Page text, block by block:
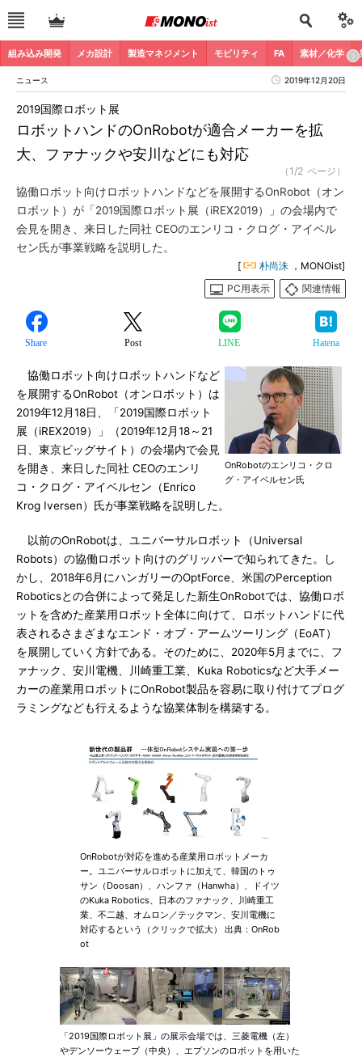
組み込み開発 メカ設計 製造マネジメント モビリティ FA 素材／化学
ニュース 2019年12月20日
ロボットハンドのOnRobotが適合メーカーを拡
大、ファナックや安川などにも対応
2019国際ロボット展
（1/2 ページ）
協働ロボット向けロボットハンドなどを展開するOnRobot（オン
ロボット）が「2019国際ロボット展（iREX2019）」の会場内で
会見を開き、来日した同社 CEOのエンリコ・クログ・アイベル
セン氏が事業戦略を説明した。
[ 朴尚洙 ，MONOist]
PC用表示
関連情報
Share Post LINE Hatena
OnRobotのエンリコ・クロ
グ・アイベルセン氏
協働ロボット向けロボットハンドなど
を展開するOnRobot（オンロボット）は
2019年12月18日、「2019国際ロボット
展（iREX2019）」（2019年12月18～21
日、東京ビッグサイト）の会場内で会見
を開き、来日した同社 CEOのエンリ
コ・クログ・アイベルセン（Enrico
Krog Iversen）氏が事業戦略を説明した。
以前のOnRobotは、ユニバーサルロボット（Universal
Robots）の協働ロボット向けのグリッパーで知られてきた。し
かし、2018年6月にハンガリーのOptForce、米国のPerception
Roboticsとの合併によって発足した新生OnRobotでは、協働ロボ
ットを含めた産業用ロボット全体に向けて、ロボットハンドに代
表されるさまざまなエンド・オブ・アームツーリング（EoAT）
を展開していく方針である。そのために、2020年5月までに、フ
ァナック、安川電機、川崎重工業、Kuka Roboticsなど大手メー
カーの産業用ロボットにOnRobot製品を容易に取り付けてプログ
ラミングなども行えるような協業体制を構築する。
OnRobotが対応を進める産業用ロボットメーカ
ー。ユニバーサルロボットに加えて、韓国のトゥ
サン（Doosan）、ハンファ（Hanwha）、ドイツ
のKuka Robotics、日本のファナック、川崎重工
業、不二越、オムロン／テックマン、安川電機に
対応するという（クリックで拡大） 出典：OnRob
ot
「2019国際ロボット展」の展示会場では、三菱電機（左）
やデンソーウェーブ（中央）、エプソンのロボットを用いた